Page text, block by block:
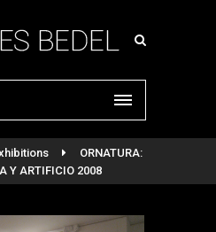
ORNATURA:
Y ARTIFICIO 2008